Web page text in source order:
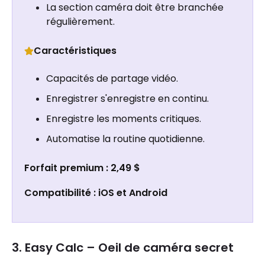
La section caméra doit être branchée
régulièrement.
Caractéristiques
Capacités de partage vidéo.
Enregistrer s'enregistre en continu.
Enregistre les moments critiques.
Automatise la routine quotidienne.
Forfait premium : 2,49 $
Compatibilité : iOS et Android
3. Easy Calc – Oeil de caméra secret